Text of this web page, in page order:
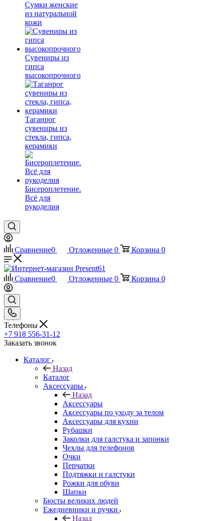
Сумки женские
из натуральной
кожи
Сувениры из
гипса
высокопрочного
Таганрог
сувениры из
стекла, гипса,
керамики
Бисероплетение.
Всё для
рукоделия
Сравнение0 Отложенные 0 Корзина 0
Сравнение0 Отложенные 0 Корзина 0
Телефоны
+7 918 556-31-12
Заказать звонок
Каталог
Назад
Каталог
Аксессуары
Назад
Аксессуары
Аксессуары по уходу за телом
Аксессуары для кухни
Рубашки
Заколки для галстука и запонки
Чехлы для телефонов
Очки
Перчатки
Подтяжки и галстуки
Рожки для обуви
Шапки
Бюсты великих людей
Ежедневники и ручки
Назад